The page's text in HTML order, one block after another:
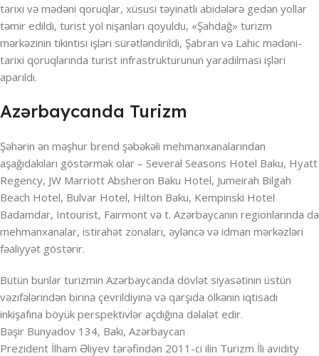
tarixi və mədəni qoruqlar, xüsusi təyinatlı abidələrə gedən yollar
təmir edildi, turist yol nişanları qoyuldu, «Şahdağ» turizm
mərkəzinin tikintisi işləri sürətləndirildi, Şabran və Lahıc mədəni-
tarixi qoruqlarında turist infrastrukturunun yaradılması işləri
aparıldı.
Azərbaycanda Turizm
Şəhərin ən məşhur brend şəbəkəli mehmanxanalarından
aşağıdakıları göstərmək olar – Several Seasons Hotel Baku, Hyatt
Regency, JW Marriott Absheron Baku Hotel, Jumeirah Bilgah
Beach Hotel, Bulvar Hotel, Hilton Baku, Kempinski Hotel
Badamdar, Intourist, Fairmont və t. Azərbaycanın regionlarında da
mehmanxanalar, istirahət zonaları, əyləncə və idman mərkəzləri
fəaliyyət göstərir.
Bütün bunlar turizmin Azərbaycanda dövlət siyasətinin üstün
vəzifələrindən birinə çevrildiyinə və qarşıda ölkənin iqtisadi
inkişafına böyük perspektivlər açdığına dəlalət edir.
Bəşir Bunyadov 134, Bakı, Azərbaycan
Prezident İlham Əliyev tərəfindən 2011-ci ilin Turizm İli avidity